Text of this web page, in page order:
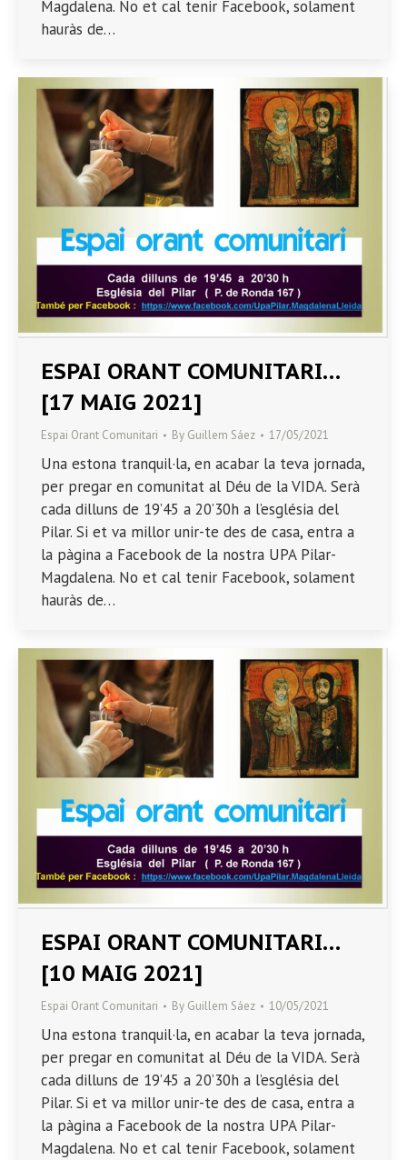
Magdalena. No et cal tenir Facebook, solament
hauràs de…
ESPAI ORANT COMUNITARI…
[17 MAIG 2021]
Espai Orant Comunitari By Guillem Sáez 17/05/2021
Una estona tranquil·la, en acabar la teva jornada,
per pregar en comunitat al Déu de la VIDA. Serà
cada dilluns de 19’45 a 20’30h a l’església del
Pilar. Si et va millor unir-te des de casa, entra a
la pàgina a Facebook de la nostra UPA Pilar-
Magdalena. No et cal tenir Facebook, solament
hauràs de…
ESPAI ORANT COMUNITARI…
[10 MAIG 2021]
Espai Orant Comunitari By Guillem Sáez 10/05/2021
Una estona tranquil·la, en acabar la teva jornada,
per pregar en comunitat al Déu de la VIDA. Serà
cada dilluns de 19’45 a 20’30h a l’església del
Pilar. Si et va millor unir-te des de casa, entra a
la pàgina a Facebook de la nostra UPA Pilar-
Magdalena. No et cal tenir Facebook, solament